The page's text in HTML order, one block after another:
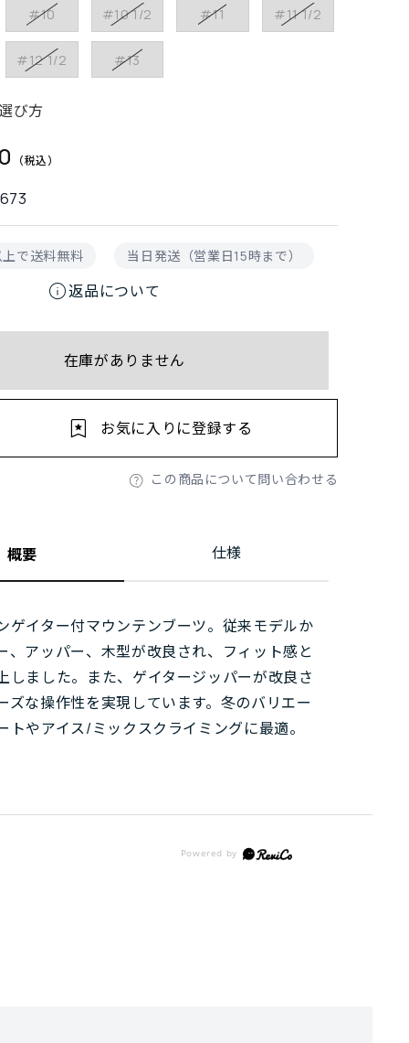
#10 #10 1/2 #11 #11 1/2
#12 1/2 #13
び方
で送料無料 当日発送（営業日15時まで）
info返品について
在庫がありません
この商品について問い合わせる
お気に入りに登録する
概要 仕様
ゲイター付マウンテンブーツ。従来モデルか
、アッパー、木型が改良され、フィット感と
しました。また、ゲイタージッパーが改良さ
ズな操作性を実現しています。冬のバリエー
トやアイス/ミックスクライミングに最適。